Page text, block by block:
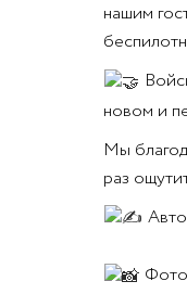
нашим
новом и
Мы
раз